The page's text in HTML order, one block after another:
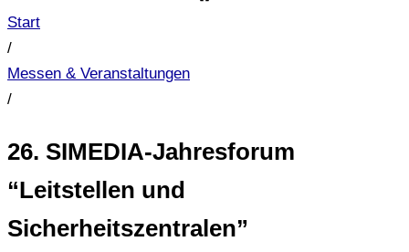
Start
/
Messen & Veranstaltungen
/
26. SIMEDIA-Jahresforum
“Leitstellen und
Sicherheitszentralen”